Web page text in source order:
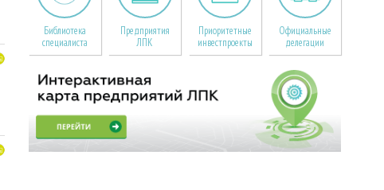
Библиотека
специалиста
Предприятия
ЛПК
Приоритетные
инвестпроекты
Официальные
делегации